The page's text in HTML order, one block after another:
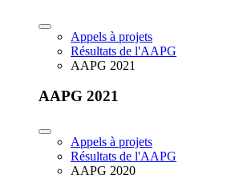
Appels à projets
Résultats de l'AAPG
AAPG 2021
AAPG 2021
Appels à projets
Résultats de l'AAPG
AAPG 2020